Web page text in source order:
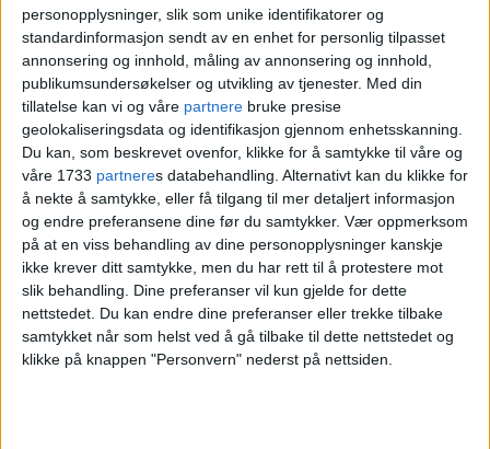
personopplysninger, slik som unike identifikatorer og
standardinformasjon sendt av en enhet for personlig tilpasset
annonsering og innhold, måling av annonsering og innhold,
publikumsundersøkelser og utvikling av tjenester. Med din
tillatelse kan vi og våre partnere bruke presise
geolokaliseringsdata og identifikasjon gjennom enhetsskanning.
Du kan, som beskrevet ovenfor, klikke for å samtykke til våre og
våre 1733 partneres databehandling. Alternativt kan du klikke for
å nekte å samtykke, eller få tilgang til mer detaljert informasjon
og endre preferansene dine før du samtykker. Vær oppmerksom
på at en viss behandling av dine personopplysninger kanskje
ikke krever ditt samtykke, men du har rett til å protestere mot
slik behandling. Dine preferanser vil kun gjelde for dette
nettstedet. Du kan endre dine preferanser eller trekke tilbake
samtykket når som helst ved å gå tilbake til dette nettstedet og
klikke på knappen "Personvern" nederst på nettsiden.
ulønnede. Historisk er det oftest
kvinner som har tatt dette ansvaret.
Vi glemmer i dag at Oslo, frem til
midten av 1900-tallet, var en svært
fattig by der mange levde i dyp
armod, utsatt for både kulde og sult,
og/eller en samfunnsmoral som
fordømte dem som var syke eller
annerledes.
henne snakket om latteren og humøret.
Hvis Laura var på reise utenbys eller på
landet, savnet hun bygatene sine.
Laura Nadheim var i mange år bestyrer
påTilfluktshjemmeti Louises gate, der
unge jenter uten bosted kunne komme
inn fra gata. Hun bodde der selv også.
Her fikk jentene ikke bare tak over hodet,
men også helsehjelp, respekt, og